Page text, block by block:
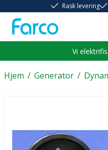
Rask levering
Vi
/
Hjem /
Generator